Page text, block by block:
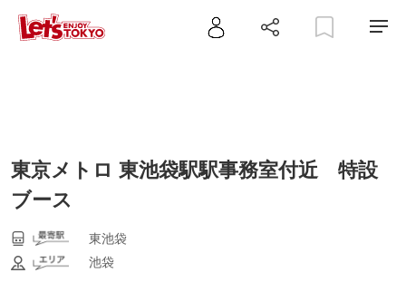
東京メトロ 東池袋駅駅事務室付近 特設
ブース
東池袋
池袋